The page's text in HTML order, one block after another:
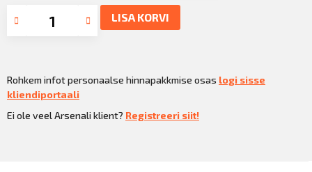
LISA KORVI
Rohkem infot personaalse hinnapakkmise osas logi sisse
kliendiportaali
Ei ole veel Arsenali klient? Registreeri siit!